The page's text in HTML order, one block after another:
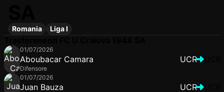
Romania Liga I
01/07/2026
Aboubacar Camara
Difensore
UCR
01/07/2026
Juan Bauza UCR